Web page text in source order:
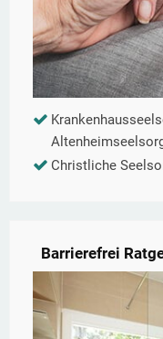
Christliche
Barrierefrei